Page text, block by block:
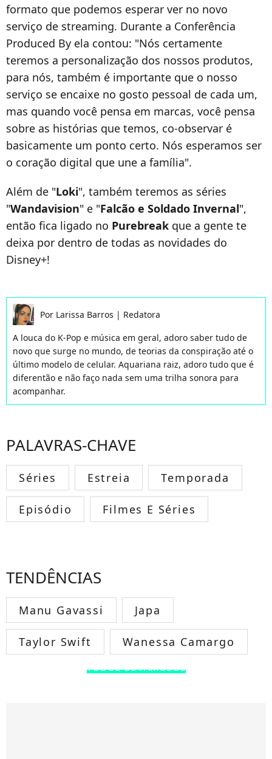
formato que podemos esperar ver no novo
serviço de streaming. Durante a Conferência
Produced By ela contou: "Nós certamente
teremos a personalização dos nossos produtos,
para nós, também é importante que o nosso
serviço se encaixe no gosto pessoal de cada um,
mas quando você pensa em marcas, você pensa
sobre as histórias que temos, co-observar é
basicamente um ponto certo. Nós esperamos ser
o coração digital que une a família".
Além de "Loki", também teremos as séries
"Wandavision" e "Falcão e Soldado Invernal",
então fica ligado no Purebreak que a gente te
deixa por dentro de todas as novidades do
Disney+!
Por Larissa Barros | Redatora
A louca do K-Pop e música em geral, adoro saber tudo de
novo que surge no mundo, de teorias da conspiração até o
último modelo de celular. Aquariana raiz, adoro tudo que é
diferentão e não faço nada sem uma trilha sonora para
acompanhar.
PALAVRAS-CHAVE
Séries Estreia Temporada
Episódio Filmes E Séries
TENDÊNCIAS
Manu Gavassi Japa
Taylor Swift Wanessa Camargo
TODOS OS FAMOSOS